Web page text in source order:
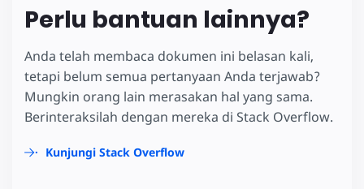
Perlu bantuan lainnya?
Anda telah membaca dokumen ini belasan kali,
tetapi belum semua pertanyaan Anda terjawab?
Mungkin orang lain merasakan hal yang sama.
Berinteraksilah dengan mereka di Stack Overflow.
Kunjungi Stack Overflow